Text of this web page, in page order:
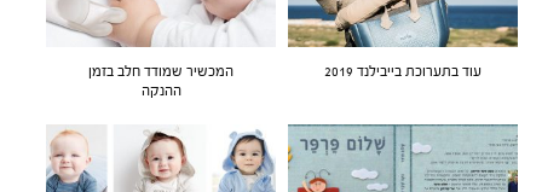
עוד בתערוכת בייבילנד 2019
המכשיר שמודד חלב בזמן
ההנקה